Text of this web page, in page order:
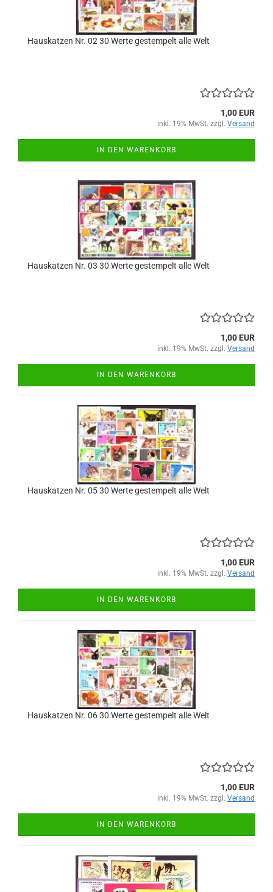
Hauskatzen Nr. 02 30 Werte gestempelt alle Welt
1,00 EUR
inkl. 19% MwSt. zzgl. Versand
IN DEN WARENKORB
Hauskatzen Nr. 03 30 Werte gestempelt alle Welt
1,00 EUR
inkl. 19% MwSt. zzgl. Versand
IN DEN WARENKORB
Hauskatzen Nr. 05 30 Werte gestempelt alle Welt
1,00 EUR
inkl. 19% MwSt. zzgl. Versand
IN DEN WARENKORB
Hauskatzen Nr. 06 30 Werte gestempelt alle Welt
1,00 EUR
inkl. 19% MwSt. zzgl. Versand
IN DEN WARENKORB